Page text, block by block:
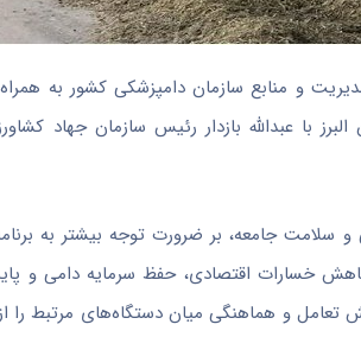
و منابع سازمان دامپزشکی کشور به
با عبدالله بازدار رئیس سازمان جهاد
جامعه، بر ضرورت توجه بیشتر به
خسارات اقتصادی، حفظ سرمایه دامی و
و هماهنگی میان دستگاه‌های مرتبط را